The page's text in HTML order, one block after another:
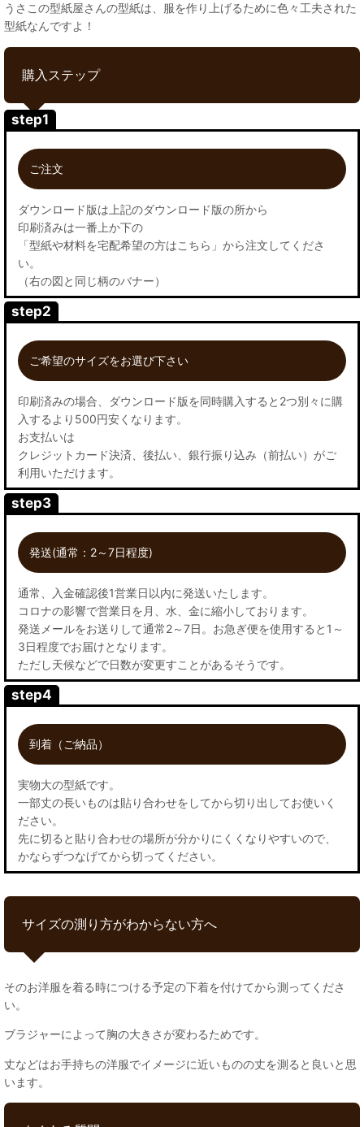
うさこの型紙屋さんの型紙は、服を作り上げるために色々工夫された
型紙なんですよ！
購入ステップ
step1
ご注文
ダウンロード版は上記のダウンロード版の所から
印刷済みは一番上か下の
「型紙や材料を宅配希望の方はこちら」から注文してくださ
い。
（右の図と同じ柄のバナー）
step2
ご希望のサイズをお選び下さい
印刷済みの場合、ダウンロード版を同時購入すると2つ別々に購
入するより500円安くなります。
お支払いは
クレジットカード決済、後払い、銀行振り込み（前払い）がご
利用いただけます。
step3
発送(通常：2～7日程度)
通常、入金確認後1営業日以内に発送いたします。
コロナの影響で営業日を月、水、金に縮小しております。
発送メールをお送りして通常2～7日。お急ぎ便を使用すると1～
3日程度でお届けとなります。
ただし天候などで日数が変更すことがあるそうです。
step4
到着（ご納品）
実物大の型紙です。
一部丈の長いものは貼り合わせをしてから切り出してお使いく
ださい。
先に切ると貼り合わせの場所が分かりにくくなりやすいので、
かならずつなげてから切ってください。
サイズの測り方がわからない方へ
そのお洋服を着る時につける予定の下着を付けてから測ってくださ
い。
ブラジャーによって胸の大きさが変わるためです。
丈などはお手持ちの洋服でイメージに近いものの丈を測ると良いと思
います。